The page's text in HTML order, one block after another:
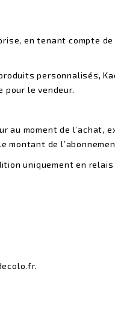
en tenant compte de
personnalisés,
pour le vendeur.
au moment de l’achat,
montant de
uniquement en relais